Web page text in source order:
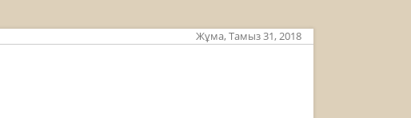
Жұма, Тамыз 31, 2018